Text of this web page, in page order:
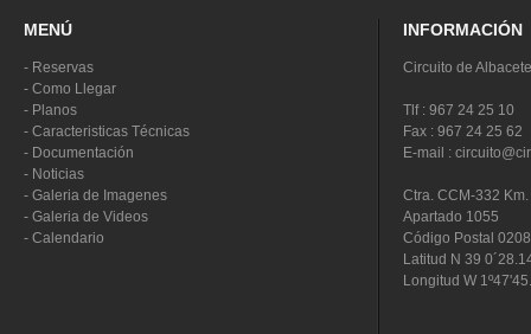
MENÚ
- Reservas
- Como Llegar
- Planos
- Caracteristicas Técnicas
- Documentación
- Noticias
- Galeria de Imagenes
- Galeria de Videos
- Calendario
INFORMACIÓN
Circuito de Albacete
Tlf : 967 24 25 10
Fax : 967 24 25 62
E-mail :
Ctra. CCM-332
Apartado 1055
Código Postal
Latitud N 39
Longitud W